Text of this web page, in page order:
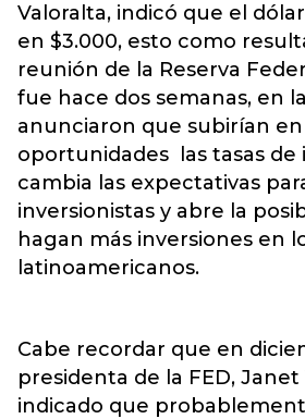
Valoralta, indicó que el
en $3.000, esto como
reunión de la Reserva
fue hace dos semanas, en
anunciaron que subirían en
oportunidades las tasas de
cambia las expectativas
inversionistas y abre la
hagan más inversiones en
latinoamericanos.
Cabe recordar que en
presidenta de la FED, Janet
indicado que